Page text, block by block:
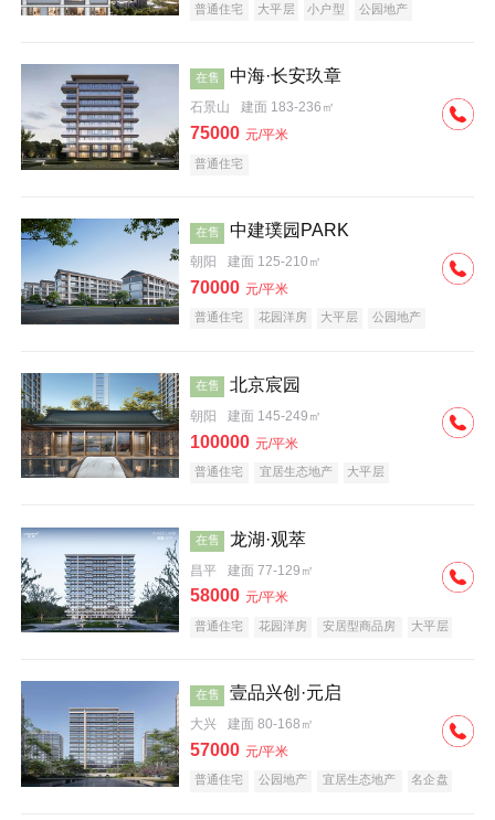
普通住宅 大平层 小户型
公园地产
在售 中海·长安玖章
石景山 建面 183-236㎡
75000 元/平米
普通住宅
在售 中建璞园PARK
朝阳 建面 125-210㎡
70000 元/平米
普通住宅 花园洋房 大平层
公园地产
在售 北京宸园
朝阳 建面 145-249㎡
100000 元/平米
普通住宅 宜居生态地产 大平层
在售 龙湖·观萃
昌平 建面 77-129㎡
58000 元/平米
普通住宅 花园洋房 安居型商品房
大平层
在售 壹品兴创·元启
大兴 建面 80-168㎡
57000 元/平米
普通住宅 公园地产 宜居生态地产 名企盘